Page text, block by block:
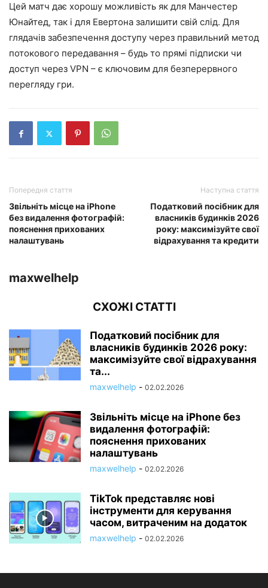
Цей матч дає хорошу можливість як для Манчестер
Юнайтед, так і для Евертона залишити свій слід. Для
глядачів забезпечення доступу через правильний метод
потокового передавання – будь то прямі підписки чи
доступ через VPN – є ключовим для безперервного
перегляду гри.
Попередня стаття
Звільніть місце на iPhone
без видалення фотографій:
пояснення прихованих
налаштувань
Наступна стаття
Податковий посібник для
власників будинків 2026
року: максимізуйте свої
відрахування та кредити
maxwelhelp
СХОЖІ СТАТТІ
Податковий посібник для
власників будинків 2026 року:
максимізуйте свої відрахування
та...
maxwelhelp - 02.02.2026
Звільніть місце на iPhone без
видалення фотографій:
пояснення прихованих
налаштувань
maxwelhelp - 02.02.2026
TikTok представляє нові
інструменти для керування
часом, витраченим на додаток
maxwelhelp - 02.02.2026